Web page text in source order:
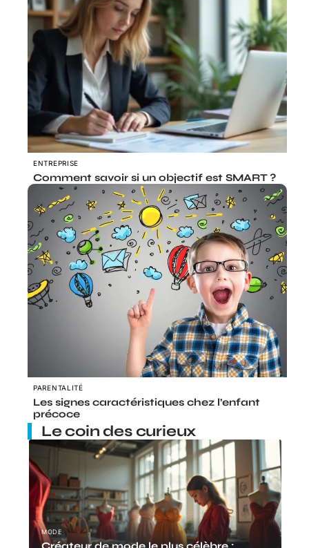
ENTREPRISE
Comment savoir si un objectif est SMART ?
PARENTALITÉ
Les signes caractéristiques chez l’enfant
précoce
Le coin des curieux
MODE